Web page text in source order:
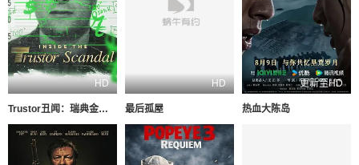
HD
Trustor丑闻：瑞典金融案内幕
HD
最后孤屋
更新至HD
热血大陈岛